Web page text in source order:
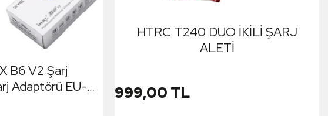
B6 V2 Şarj
Adaptörü EU-
HTRC T240 DUO İKİLİ ŞARJ
ALETİ
999,00 TL